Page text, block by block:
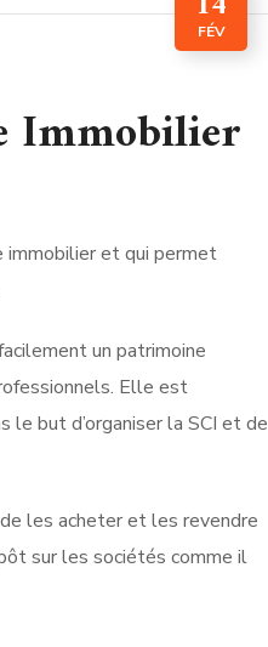
FÉV
Immobilier
immobilier et qui permet
un patrimoine
Elle est
but d’organiser la SCI et de
les acheter et les revendre
sur les sociétés comme il